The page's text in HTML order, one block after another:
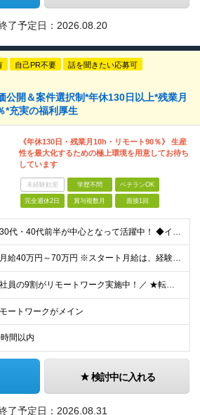
了予定日： 2026.08.20
自己PR不要 話を聞きたい応募可
公開＆案件選択制*年休130日以上*残業月
*充実の福利厚生
《年休130日・残業月10h・リモート90％》 生産
性を最大化するための極上環境を用意してお待ち
しています
未経験歓迎 学歴不問 ベテランOK
完全週休2日 賞与複数月 面接1回
＊30代・40代前半が中心となって活躍中！ ◆インフラ（サーバー・ネットワーク・クラウド等）の設計、構築、テストいずれかの実務経験3年以上 ◆学歴不問 ★求める人物像： ◎他責ではなく、自身のキャ
◆月給40万円～70万円 ※スタート月給は、経験・能力・前職の給与等を考慮の上で決定いたします。 ※上記金額には残業の有無に関わらず、 月30時間分の固定残業代（7万6,000円～13万3,000円
＼社員の9割がリモートワーク実施中！／ ★転勤ナシ！ ★UIターン歓迎！ 関東、関西、東海、九州・中国エリアの各プロジェクト先から希望を優先して決定。 ※リモート案件も多数あり！ ◆関東エリア
ートワークがメイン
間以内
検討中に入れる
了予定日： 2026.08.31